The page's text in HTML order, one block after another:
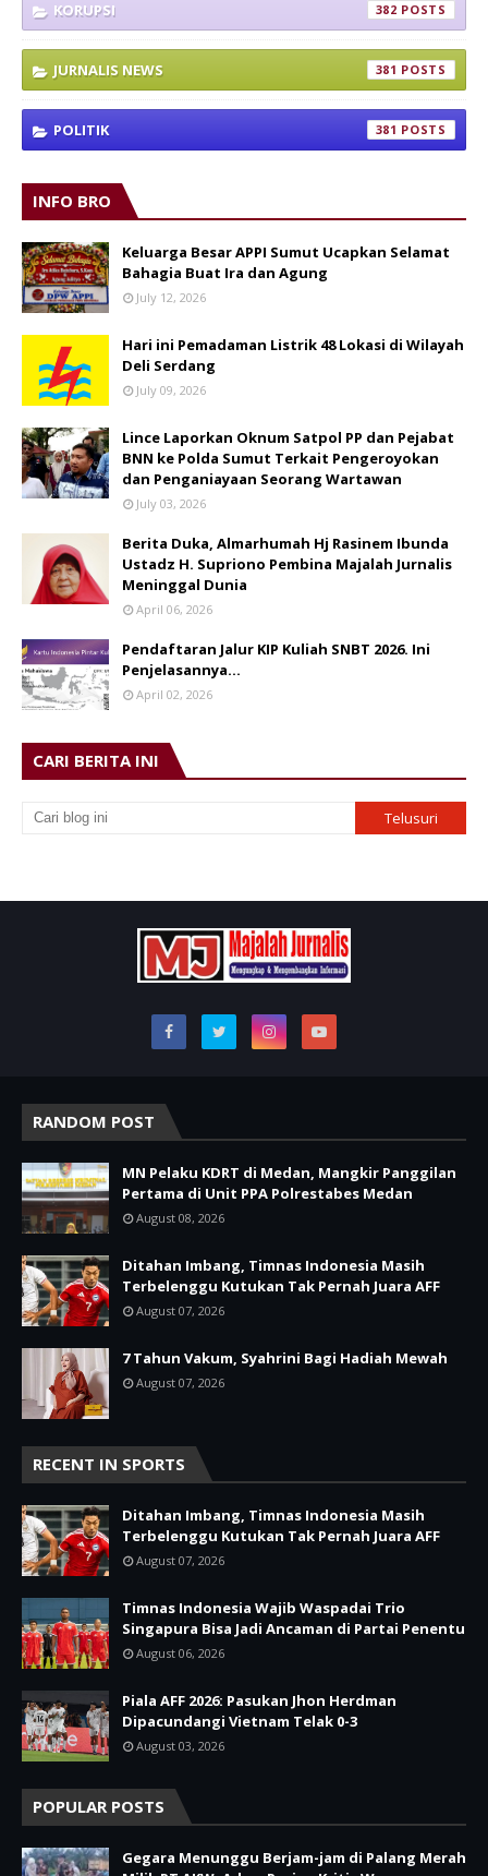
KORUPSI 382
JURNALIS NEWS 381
POLITIK 381
INFO BRO
Keluarga Besar APPI Sumut Ucapkan Selamat
Bahagia Buat Ira dan Agung
July 12, 2026
Hari ini Pemadaman Listrik 48 Lokasi di Wilayah
Deli Serdang
July 09, 2026
Lince Laporkan Oknum Satpol PP dan Pejabat
BNN ke Polda Sumut Terkait Pengeroyokan
dan Penganiayaan Seorang Wartawan
July 03, 2026
Berita Duka, Almarhumah Hj Rasinem Ibunda
Ustadz H. Supriono Pembina Majalah Jurnalis
Meninggal Dunia
April 06, 2026
Pendaftaran Jalur KIP Kuliah SNBT 2026. Ini
Penjelasannya…
April 02, 2026
CARI BERITA INI
RANDOM POST
MN Pelaku KDRT di Medan, Mangkir Panggilan
Pertama di Unit PPA Polrestabes Medan
August 08, 2026
Ditahan Imbang, Timnas Indonesia Masih
Terbelenggu Kutukan Tak Pernah Juara AFF
August 07, 2026
7 Tahun Vakum, Syahrini Bagi Hadiah Mewah
August 07, 2026
RECENT IN SPORTS
Ditahan Imbang, Timnas Indonesia Masih
Terbelenggu Kutukan Tak Pernah Juara AFF
August 07, 2026
Timnas Indonesia Wajib Waspadai Trio
Singapura Bisa Jadi Ancaman di Partai Penentu
August 06, 2026
Piala AFF 2026: Pasukan Jhon Herdman
Dipacundangi Vietnam Telak 0-3
August 03, 2026
POPULAR POSTS
Gegara Menunggu Berjam-jam di Palang Merah